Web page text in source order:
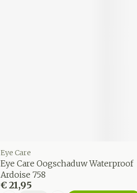
Eye Care
Eye Care Oogschaduw Waterproof
Ardoise 758
€ 21,95